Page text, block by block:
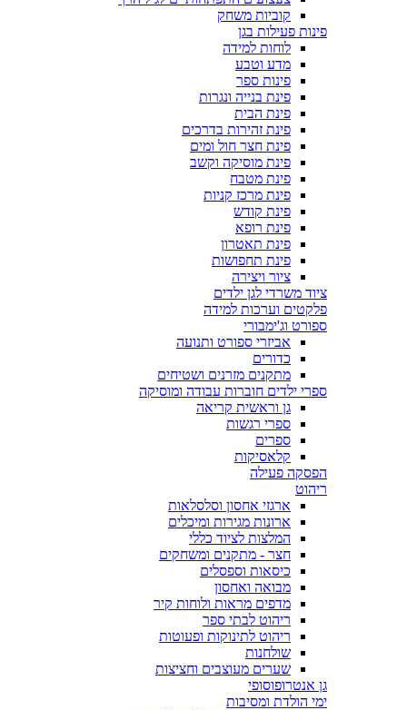
קוביות משחק
פינות פעילות בגן
לוחות למידה
מדע וטבע
פינות ספר
פינת בנייה ונגרות
פינת הבית
פינת זהירות בדרכים
פינת חצר חול ומים
פינת מוסיקה וקשב
פינת מטבח
פינת מרכז קניות
פינת קודש
פינת רופא
פינת תאטרון
פינת תחפושות
ציור ויצירה
ציוד משרדי לגן ילדים
פלקטים וערכות למידה
ספורט וג'ימבורי
אביזרי ספורט ותנועה
כדורים
מתקנים מזרנים ושטיחים
ספרי ילדים חוברות עבודה ומוסיקה
גן וראשית קריאה
ספרי רגשות
ספרים
קלאסיקות
הפסקה פעילה
ריהוט
ארגזי אחסון וסלסלאות
ארונות מגירות ומיכלים
המלצות לציוד כללי
חצר - מתקנים ומשחקים
כיסאות וספסלים
מבואה ואחסון
מדפים מראות ולוחות קיר
ריהוט לבתי ספר
ריהוט לתינוקות ופעוטות
שולחנות
שערים מעוצבים וחציצות
גן אנטרופוסופי
ימי הולדת ומסיבות